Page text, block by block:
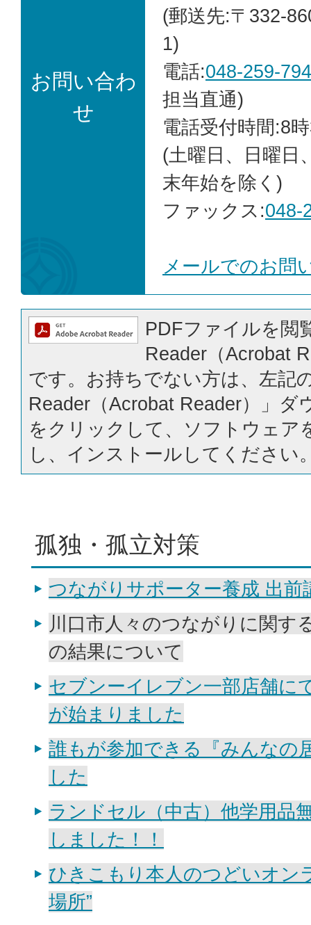
お問い合わ
せ
(郵送先:〒332-
1)
電話:048-259-
担当直通)
電話受付時間:8
(土曜日、日曜日
末年始を除く)
ファックス:048-
メールでのお問
PDFファイルを閲
Reader（Acrobat
です。お持ちでない方は、左記
Reader（Acrobat Reader）」ダ
をクリックして、ソフトウェア
し、インストールしてください
孤独・孤立対策
つながりサポーター養成 出前
川口市人々のつながりに関す
の結果について
セブンーイレブン一部店舗に
が始まりました
誰もが参加できる『みんなの
した
ランドセル（中古）他学用品
しました！！
ひきこもり本人のつどいオン
場所”